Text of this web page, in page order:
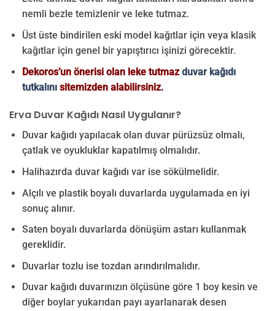
nemli bezle temizlenir ve leke tutmaz.
Üst üste bindirilen eski model kağıtlar için veya klasik
kağıtlar için genel bir yapıştırıcı işinizi görecektir.
Dekoros’un önerisi olan leke tutmazduvar kağıdı
tutkalınısitemizden alabilirsiniz.
Erva Duvar Kağıdı Nasıl Uygulanır?
Duvar kağıdı yapılacak olan duvar pürüzsüz olmalı,
çatlak ve oyukluklar kapatılmış olmalıdır.
Halihazırda duvar kağıdı var ise sökülmelidir.
Alçılı ve plastik boyalı duvarlarda uygulamada en iyi
sonuç alınır.
Saten boyalı duvarlarda dönüşüm astarı kullanmak
gereklidir.
Duvarlar tozlu ise tozdan arındırılmalıdır.
Duvar kağıdı duvarınızın ölçüsüne göre 1 boy kesin ve
diğer boylar yukarıdan payı ayarlanarak desen